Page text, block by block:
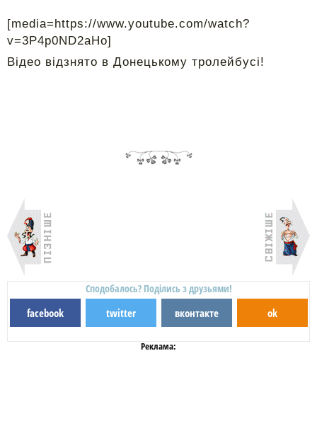
[media=https://www.youtube.com/watch?
v=3P4p0ND2aHo]
Відео відзнято в Донецькому тролейбусі!
Сподобалось? Поділись з друзьями!
facebook twitter вконтакте ok
Реклама: